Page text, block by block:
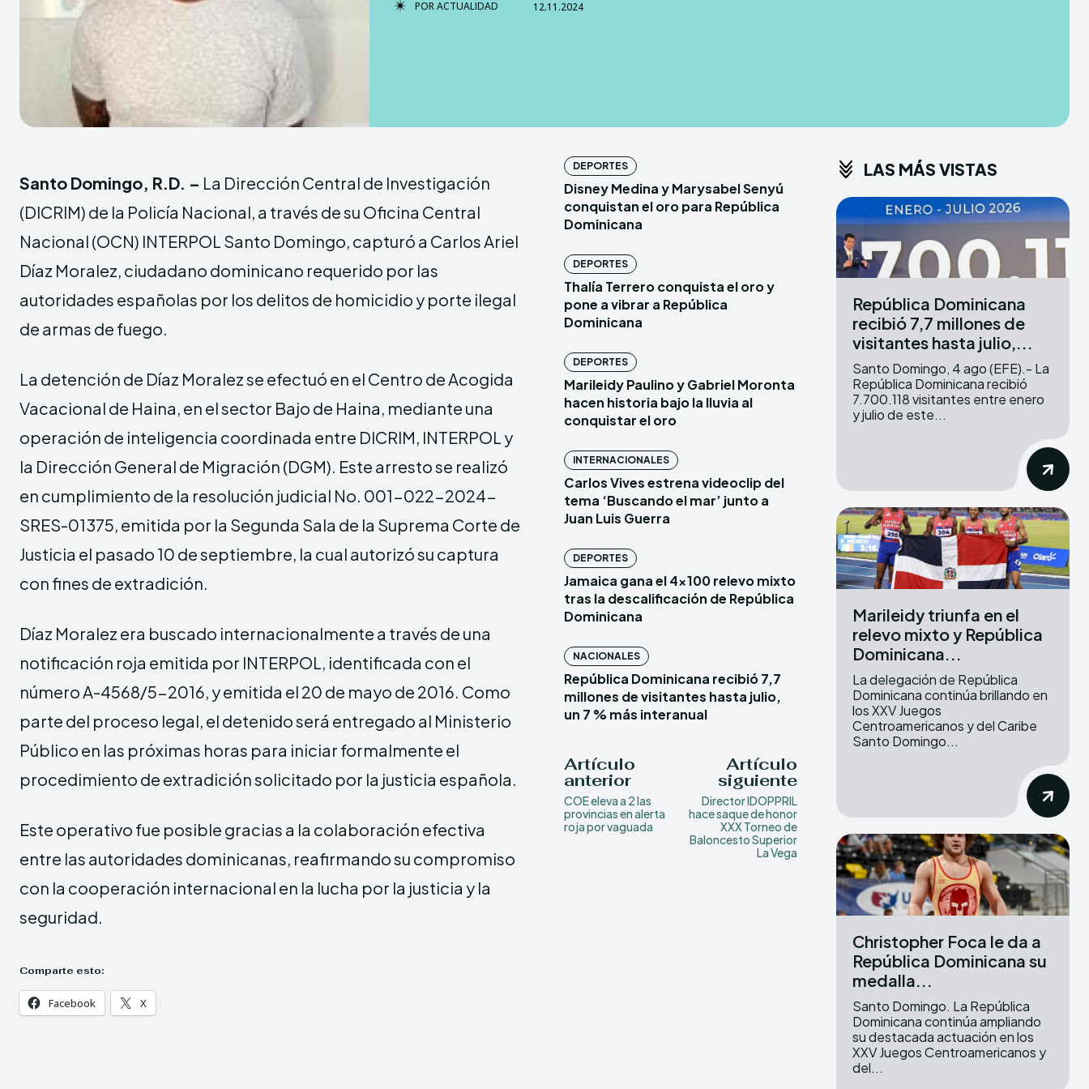
Copyright © Newspaper Theme.
Copyright © Newspaper Theme.
PORACTUALIDAD 12.11.2024
Santo Domingo, R.D. – La Dirección Central de Investigación
(DICRIM) de la Policía Nacional, a través de su Oficina Central
Nacional (OCN) INTERPOL Santo Domingo, capturó a Carlos Ariel
Díaz Moralez, ciudadano dominicano requerido por las
autoridades españolas por los delitos de homicidio y porte ilegal
de armas de fuego.
La detención de Díaz Moralez se efectuó en el Centro de Acogida
Vacacional de Haina, en el sector Bajo de Haina, mediante una
operación de inteligencia coordinada entre DICRIM, INTERPOL y
la Dirección General de Migración (DGM). Este arresto se realizó
en cumplimiento de la resolución judicial No. 001-022-2024-
SRES-01375, emitida por la Segunda Sala de la Suprema Corte de
Justicia el pasado 10 de septiembre, la cual autorizó su captura
con fines de extradición.
Díaz Moralez era buscado internacionalmente a través de una
notificación roja emitida por INTERPOL, identificada con el
número A-4568/5-2016, y emitida el 20 de mayo de 2016. Como
parte del proceso legal, el detenido será entregado al Ministerio
Público en las próximas horas para iniciar formalmente el
procedimiento de extradición solicitado por la justicia española.
Este operativo fue posible gracias a la colaboración efectiva
entre las autoridades dominicanas, reafirmando su compromiso
con la cooperación internacional en la lucha por la justicia y la
seguridad.
Comparte esto:
Facebook X
DEPORTES
Disney Medina y Marysabel Senyú
conquistan el oro para República
Dominicana
DEPORTES
Thalía Terrero conquista el oro y
pone a vibrar a República
Dominicana
DEPORTES
Marileidy Paulino y Gabriel Moronta
hacen historia bajo la lluvia al
conquistar el oro
INTERNACIONALES
Carlos Vives estrena videoclip del
tema ‘Buscando el mar’ junto a
Juan Luis Guerra
DEPORTES
Jamaica gana el 4×100 relevo mixto
tras la descalificación de República
Dominicana
NACIONALES
República Dominicana recibió 7,7
millones de visitantes hasta julio,
un 7 % más interanual
Artículo
anterior
COE eleva a 2 las
provincias en alerta
roja por vaguada
Artículo
siguiente
Director IDOPPRIL
hace saque de honor
XXX Torneo de
Baloncesto Superior
La Vega
LAS MÁS VISTAS
República Dominicana
recibió 7,7 millones de
visitantes hasta julio,...
Santo Domingo, 4 ago (EFE).- La
República Dominicana recibió
7.700.118 visitantes entre enero
y julio de este...
Marileidy triunfa en el
relevo mixto y República
Dominicana...
La delegación de República
Dominicana continúa brillando en
los XXV Juegos
Centroamericanos y del Caribe
Santo Domingo...
Christopher Foca le da a
República Dominicana su
medalla...
Santo Domingo. La República
Dominicana continúa ampliando
su destacada actuación en los
XXV Juegos Centroamericanos y
del...